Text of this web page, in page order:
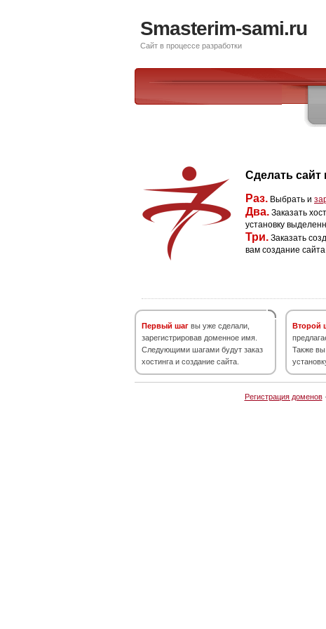
Smasterim-sami.ru
Сайт в процессе разработки
Сделать сайт
Раз. Выбрать и
Два. Заказать
установку
Три. Заказать
вам создание
Первый шаг вы уже сделали,
зарегистрировав доменное имя.
Следующими шагами будут заказ
хостинга и создание сайта.
Второй
Также вы
Регистрация доменов·